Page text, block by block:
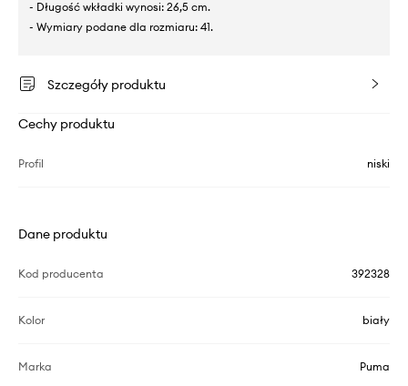
- Długość wkładki wynosi: 26,5 cm.
- Wymiary podane dla rozmiaru: 41.
Szczegóły produktu
Cechy produktu
Profil niski
Dane produktu
Kod producenta 392328
Kolor biały
Marka Puma